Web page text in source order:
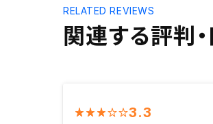
関連する評判
RELATED REVIEWS
3.3